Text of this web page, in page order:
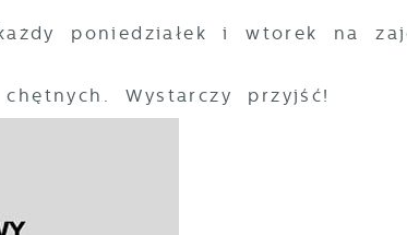
poniedziałek i wtorek na
Wystarczy przyjść!